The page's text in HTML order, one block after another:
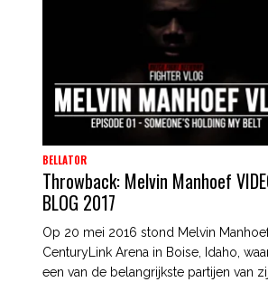
BELLATOR
Throwback: Melvin Manhoef
BLOG 2017
Op 20 mei 2016 stond Melvin
CenturyLink Arena in Boise, Idaho,
een van de belangrijkste partijen van